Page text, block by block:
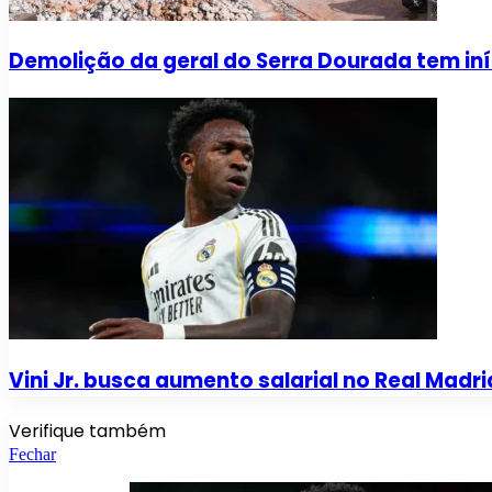
Demolição da geral do Serra Dourada tem
Vini Jr. busca aumento salarial no Real
Verifique também
Fechar